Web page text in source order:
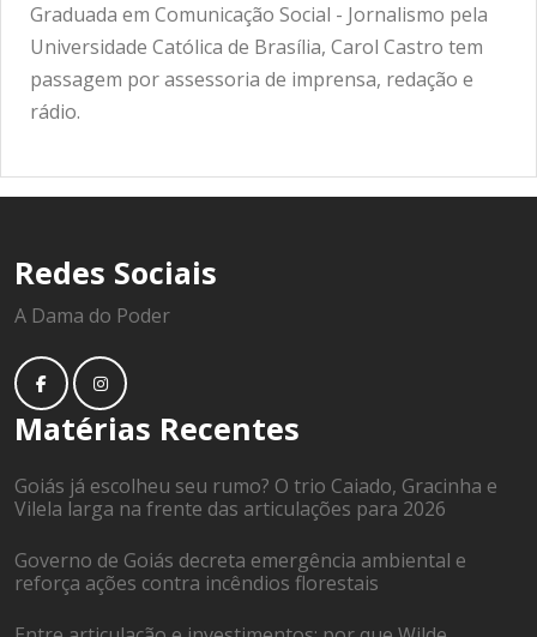
Graduada em Comunicação Social - Jornalismo pela
Universidade Católica de Brasília, Carol Castro tem
passagem por assessoria de imprensa, redação e
rádio.
Redes Sociais
A Dama do Poder
Matérias Recentes
Goiás já escolheu seu rumo? O trio Caiado, Gracinha e
Vilela larga na frente das articulações para 2026
Governo de Goiás decreta emergência ambiental e
reforça ações contra incêndios florestais